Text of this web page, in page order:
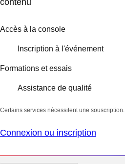
contenu
Accès à la console
Inscription à l'événement
Formations et essais
Assistance de qualité
Certains services nécessitent une souscription.
Connexion ou inscription